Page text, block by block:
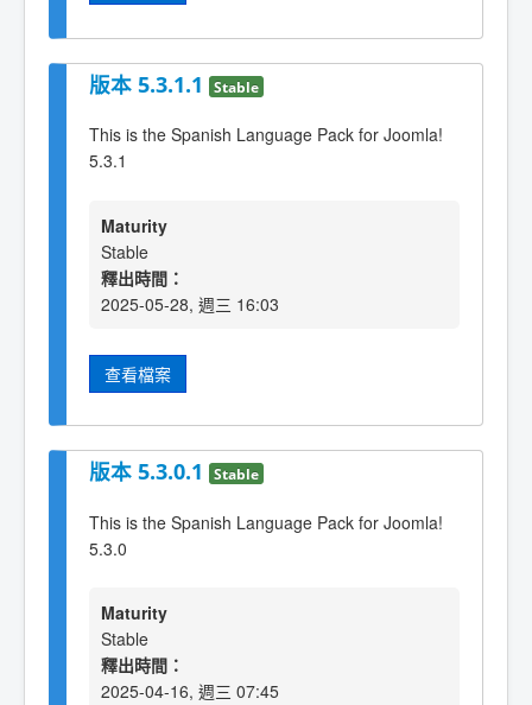
版本 5.3.1.1 Stable
This is the Spanish Language Pack for Joomla!
5.3.1
Maturity
Stable
釋出時間：
2025-05-28, 週三 16:03
查看檔案
版本 5.3.0.1 Stable
This is the Spanish Language Pack for Joomla!
5.3.0
Maturity
Stable
釋出時間：
2025-04-16, 週三 07:45